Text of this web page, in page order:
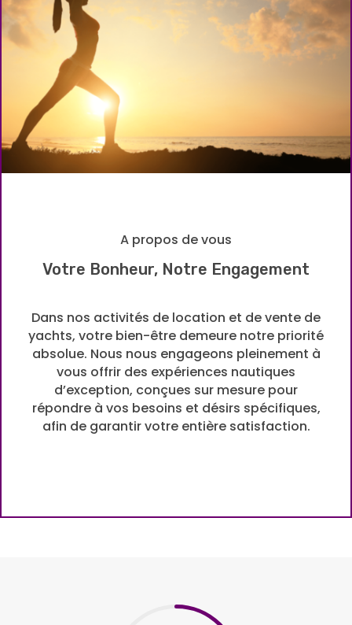
A propos de vous
Votre Bonheur, Notre Engagement
Dans nos activités de location et de vente de
yachts, votre bien-être demeure notre priorité
absolue. Nous nous engageons pleinement à
vous offrir des expériences nautiques
d’exception, conçues sur mesure pour
répondre à vos besoins et désirs spécifiques,
afin de garantir votre entière satisfaction.